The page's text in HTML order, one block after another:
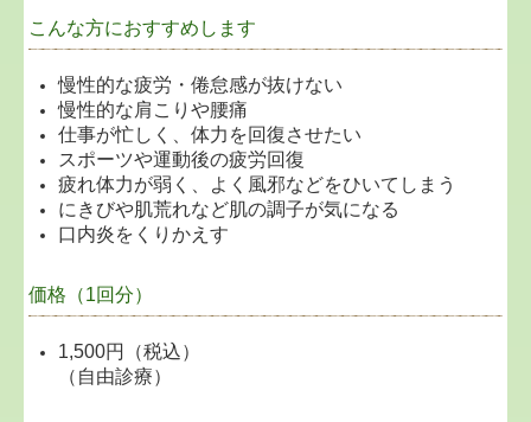
こんな方におすすめします
慢性的な疲労・倦怠感が抜けない
慢性的な肩こりや腰痛
仕事が忙しく、体力を回復させたい
スポーツや運動後の疲労回復
疲れ体力が弱く、よく風邪などをひいてしまう
にきびや肌荒れなど肌の調子が気になる
口内炎をくりかえす
価格（1回分）
1,500円（税込）
（自由診療）